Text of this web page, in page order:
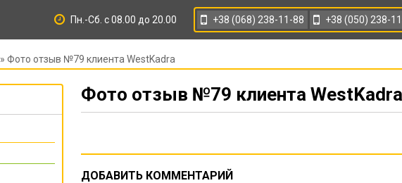
Пн.-Сб. с 08.00 до 20.00 +38 (068) 238-11-88 +38 (050) 238-
» Фото отзыв №79 клиента WestKadra
Фото отзыв №79 клиента WestKadra
ДОБАВИТЬ КОММЕНТАРИЙ